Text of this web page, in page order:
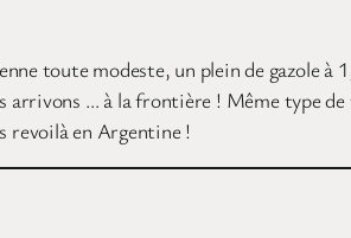
toute modeste, un plein de gazole
… à la frontière ! Même type
revoilà en Argentine !